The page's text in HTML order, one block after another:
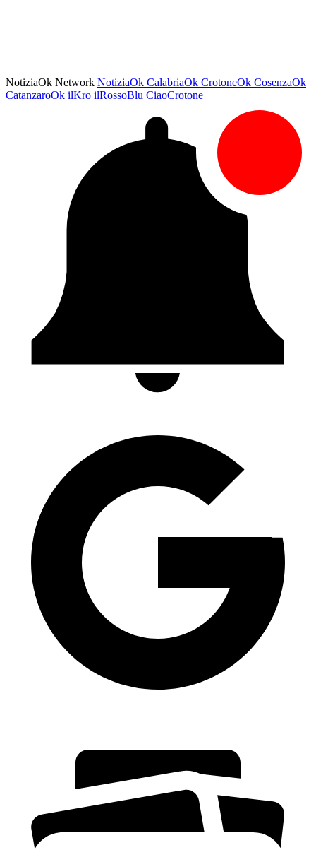
NotiziaOk Network NotiziaOk CalabriaOk CrotoneOk CosenzaOk
CatanzaroOk ilKro ilRossoBlu CiaoCrotone